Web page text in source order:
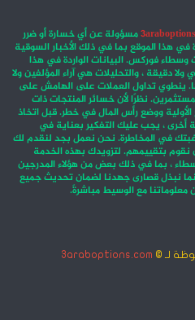
3araboptionsمسؤولة عن أي خسارة أو ضرر
في هذا الموقع بما في ذلك الأخبار السوقية
وسطاء فوركس. البيانات الواردة في هذا
دقيقة ، والتحليلات هي آراء المؤلفين ولا
ينطوي تداول العملات على الهامش على
نظرًا لأن خسائر المنتجات ذات
الأولية ووضع رأس المال في خطر. قبل اتخاذ
أخرى ، يجب عليك التفكير بعناية في
في المخاطرة. نحن نعمل بجد لنقدم لك
بتقييمهم. لتزويدك بهذه الخدمة
، بما في ذلك بعض من هؤلاء المدرجين
نبذل قصارى جهدنا لضمان تحديث جميع
مع الوسيط مباشرةً.
لـ © 3araboptions.com